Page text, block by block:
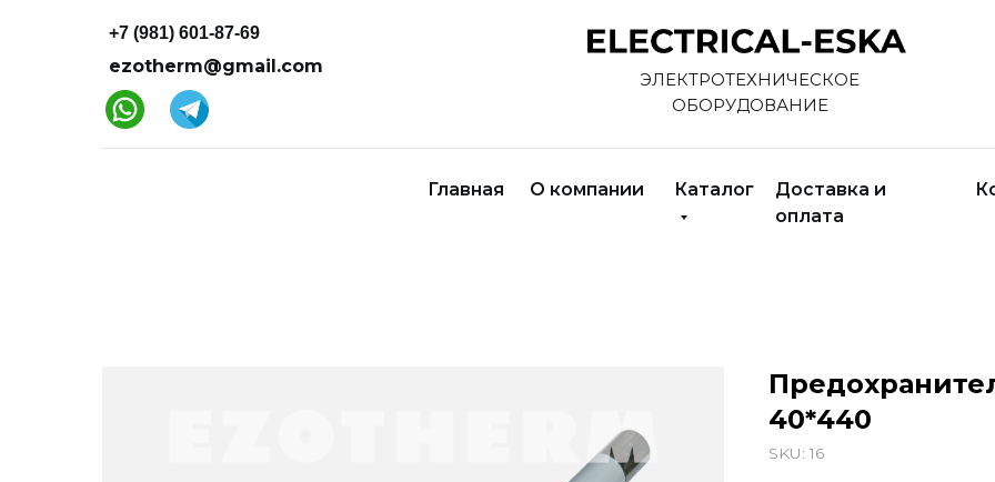
ЭЛЕКТРОТЕХНИЧЕСКОЕ
ОБОРУДОВАНИЕ
Каталог
+7 (981) 601-87-69
Доставка и
оплата
О компании
Главная
ezotherm@gmail.com
40*440
SKU: 16